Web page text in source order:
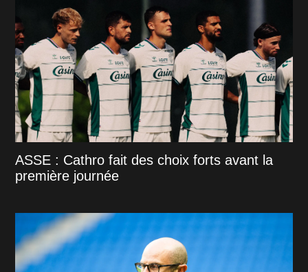
ASSE : Cathro fait des choix forts avant la
première journée